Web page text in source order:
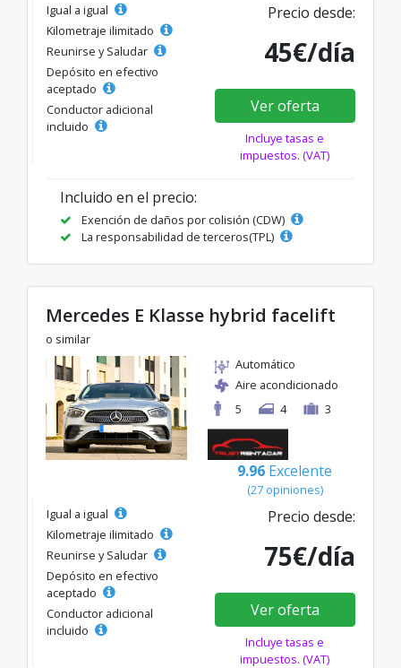
Igual a igual
Kilometraje ilimitado
Reunirse y Saludar
Depósito en efectivo
aceptado
Conductor adicional
incluido
Precio desde:
45€/día
Ver oferta
Incluye tasas e
impuestos. (VAT)
Incluido en el precio:
Exención de daños por colisión (CDW)
La responsabilidad de terceros(TPL)
Mercedes E Klasse hybrid facelift
o similar
Automático
Aire acondicionado
5
4 3
9.96 Excelente
(27 opiniones)
Igual a igual
Kilometraje ilimitado
Reunirse y Saludar
Depósito en efectivo
aceptado
Conductor adicional
incluido
Precio desde:
75€/día
Ver oferta
Incluye tasas e
impuestos. (VAT)